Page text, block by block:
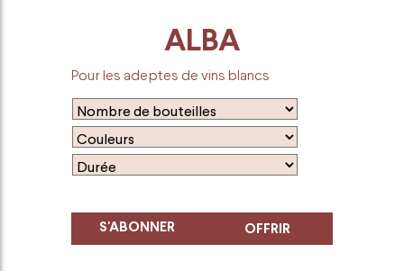
ALBA
Pour les adeptes de vins blancs
S'ABONNER OFFRIR